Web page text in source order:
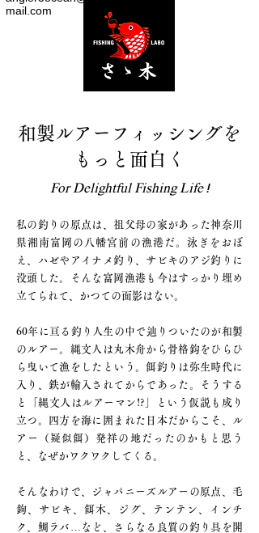
mail.com
和製ルアーフィッシングを
もっと面白く
ForDelightful Fishing Life !
私の釣りの原点は、祖父母の家があった神奈川
県湘南富岡の八幡宮前の漁港だ。泳ぎをおぼ
え、ハゼやアイナメ釣り、サビキのアジ釣りに
没頭した。そんな富岡漁港も今はすっかり埋め
立てられて、かつての面影はない。
60年に亘る釣り人生の中で辿りついたのが和製
のルアー。縄文人は丸木舟から骨格鈎をひらひ
ら曳いて漁をしたという。餌釣りは弥生時代に
入り、鉄が輸入されてからであった。そうする
と「縄文人はルアーマン!?」という仮説も成り
立つ。四方を海に囲まれた日本だからこそ、ル
アー（疑似餌）発祥の地だったのかもと思う
と、なぜかワクワクしてくる。
そんなわけで、ジャパニーズルアーの原点、毛
鉤、サビキ、餌木、ジグ、テンテン、インチ
ク、鯛ラバ…など、さらなる良質の釣り具を開